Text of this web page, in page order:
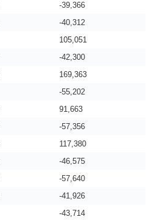
-39,366
-40,312
105,051
-42,300
169,363
-55,202
91,663
-57,356
117,380
-46,575
-57,640
-41,926
-43,714